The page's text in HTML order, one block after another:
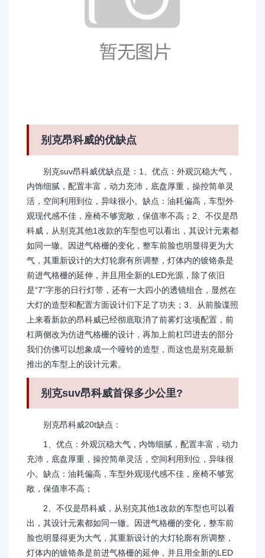
别克昂科威的优缺点
别克suv昂科威优缺点是：1、优点：外观沉稳大气，
内饰细腻，配置丰富，动力充沛，底盘厚重，操控简单灵
活，空间利用到位，异味很小。缺点：油耗偏高，车型外
观现代感不佳，座椅不够宽敞，保值率不高；2、不仅是昂
科威，从别克其他1改款的车型也可以看出，其设计元素都
如同一辙。因进气格栅的变化，整车前脸也明显得更为大
气，其重新设计的大灯轮廓有所调整，灯体内的镀铬条是
前进气格栅的延伸，并且用全新的LED光源，除了依旧
是“7”字形的日行灯带，还有一大四小的透镜组合，显然在
大灯的造型和配置方面设计们下足了功夫；3、从前脸谍照
上来看新款的昂科威已经彻底取消了前雾灯这项配置，前
杠两侧改为仿进气格栅的设计，再加上前杠凹进去的部分
我们仿佛可以想象成一个哑铃的造型，而这也是别克最新
推出的车型上的设计元素。
别克suv昂科威首保多少公里?
别克昂科威20t缺点：
1、优点：外观沉稳大气，内饰细腻，配置丰富，动力
充沛，底盘厚重，操控简单灵活，空间利用到位，异味很
小。缺点：油耗偏高，车型外观现代感不佳，座椅不够宽
敞，保值率不高；
2、不仅是昂科威，从别克其他1改款的车型也可以看
出，其设计元素都如同一辙。因进气格栅的变化，整车前
脸也明显得更为大气，其重新设计的大灯轮廓有所调整，
灯体内的镀铬条是前进气格栅的延伸，并且用全新的LED